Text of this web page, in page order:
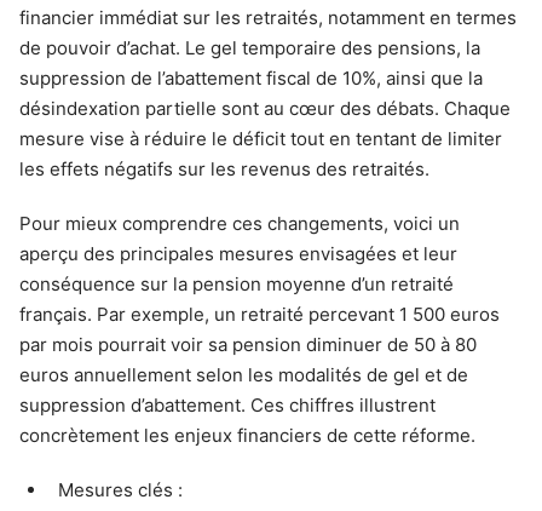
financier immédiat sur les retraités, notamment en termes
de pouvoir d’achat. Le gel temporaire des pensions, la
suppression de l’abattement fiscal de 10%, ainsi que la
désindexation partielle sont au cœur des débats. Chaque
mesure vise à réduire le déficit tout en tentant de limiter
les effets négatifs sur les revenus des retraités.
Pour mieux comprendre ces changements, voici un
aperçu des principales mesures envisagées et leur
conséquence sur la pension moyenne d’un retraité
français. Par exemple, un retraité percevant 1 500 euros
par mois pourrait voir sa pension diminuer de 50 à 80
euros annuellement selon les modalités de gel et de
suppression d’abattement. Ces chiffres illustrent
concrètement les enjeux financiers de cette réforme.
Mesures clés :